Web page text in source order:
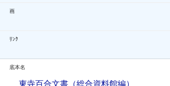
画
ﾘﾝｸ
底本名
東寺百合文書（総合資料館編）